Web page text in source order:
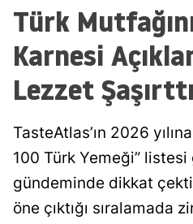
Türk
Karnesi
Lezzet Şaşırttı
TasteAtlas’ın 2026
100 Türk Yemeği”
gündeminde dikkat
öne çıktığı sıralamada